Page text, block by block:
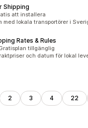
Shipping
totaltatt installera
med lokala transportörer i
Rates & Rules
totalt tillgänglig
och datum för lokal
2 3 4 22